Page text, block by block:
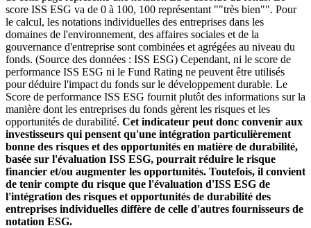
score ISS ESG va de 0 à 100, 100 représentant ""très bien"". Pour
le calcul, les notations individuelles des entreprises dans les
domaines de l'environnement, des affaires sociales et de la
gouvernance d'entreprise sont combinées et agrégées au niveau du
fonds. (Source des données : ISS ESG) Cependant, ni le score de
performance ISS ESG ni le Fund Rating ne peuvent être utilisés
pour déduire l'impact du fonds sur le développement durable. Le
Score de performance ISS ESG fournit plutôt des informations sur la
manière dont les entreprises du fonds gèrent les risques et les
opportunités de durabilité. Cet indicateur peut donc convenir aux
investisseurs qui pensent qu'une intégration particulièrement
bonne des risques et des opportunités en matière de durabilité,
basée sur l'évaluation ISS ESG, pourrait réduire le risque
financier et/ou augmenter les opportunités. Toutefois, il convient
de tenir compte du risque que l'évaluation d'ISS ESG de
l'intégration des risques et opportunités de durabilité des
entreprises individuelles diffère de celle d'autres fournisseurs de
notation ESG.